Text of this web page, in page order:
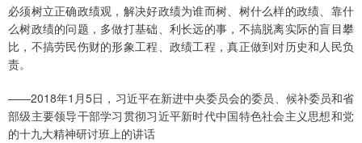
必须树立正确政绩观，解决好政绩为谁而树、树什么样的政绩、靠什
么树政绩的问题，多做打基础、利长远的事，不搞脱离实际的盲目攀
比，不搞劳民伤财的形象工程、政绩工程，真正做到对历史和人民负
责。
——2018年1月5日，习近平在新进中央委员会的委员、候补委员和省
部级主要领导干部学习贯彻习近平新时代中国特色社会主义思想和党
的十九大精神研讨班上的讲话